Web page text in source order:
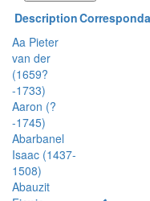
Description
Aa Pieter
van der
(1659?
-1733)
Aaron (?
-1745)
Abarbanel
Isaac (1437-
1508)
Abauzit